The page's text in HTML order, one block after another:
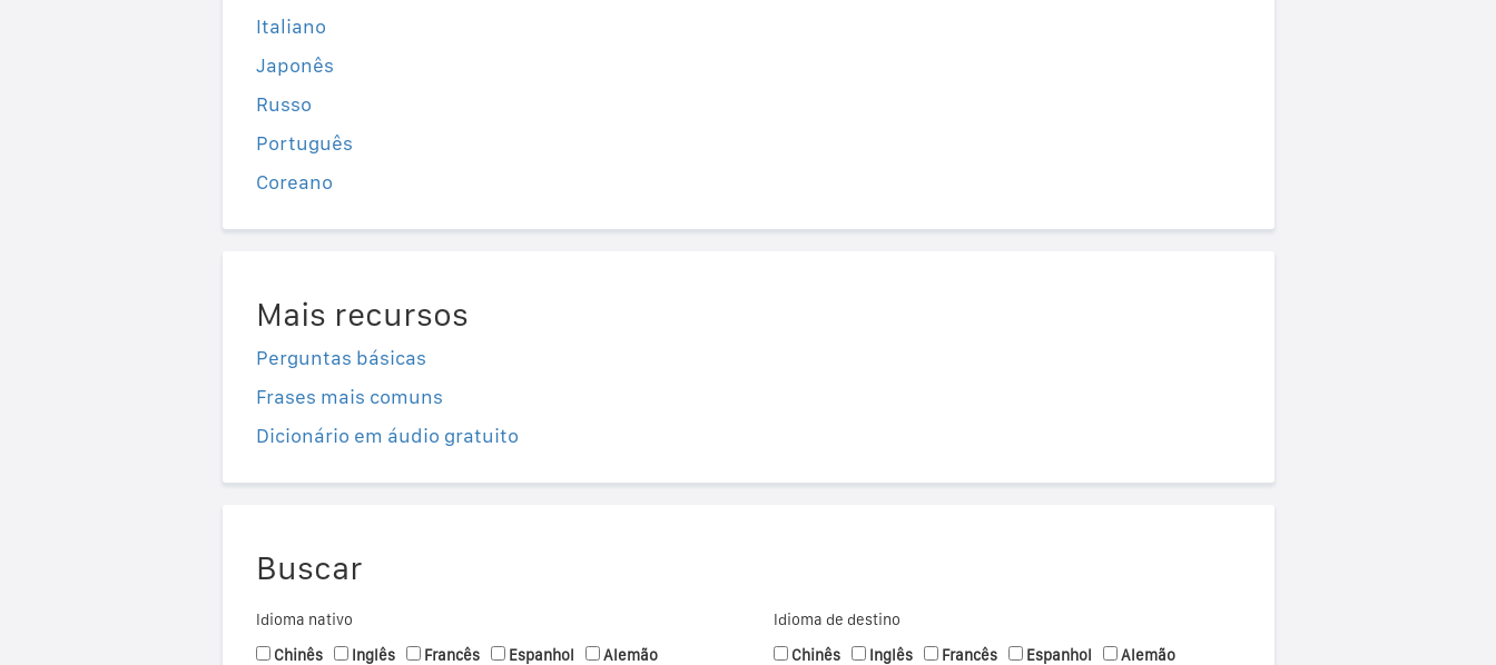
Italiano
Japonês
Russo
Português
Coreano
Mais recursos
Perguntas básicas
Frases mais comuns
Dicionário em áudio gratuito
Buscar
Idioma nativo
Chinês
Inglês Francês Espanhol
Alemão
Idioma de destino
Chinês
Inglês Francês Espanhol
Alemão